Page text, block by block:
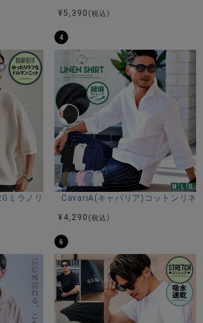
ーストア）に、LUXE/R【ラグジュ】
替えられたデニム生地が目を惹く、存
ク半袖Tシャツ。
ースにしながらも、異素材のデニムを
とで、コーディネートに程よいアクセ
てくれる一着に仕上がっています。
ポケットを配置し、カジュアルな雰囲
をプラス。
ダメージ加工を施すことで、ヴィンテ
骨な雰囲気を演出しています。
デザインがスタイリングに動きを与
スと合わせるだけでも存在感のあるコ
ます。
ジナルのラバーワッペンを付属。
トとしてアクセントになり、細部まで
デザインに仕上がっています。
とりを持たせたリラックス感のあるサ
着回しやすいバランス。
、ワイドパンツ、ショーツなど幅広い
¥ 5,390 (税込)
ミラノリブクルーネックドルマンハーフスリー
4
CavariA(キャバリア)コットンリネ
¥ 4,290 (税込)
6